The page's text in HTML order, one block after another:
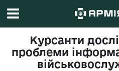
Курсанти
проблеми